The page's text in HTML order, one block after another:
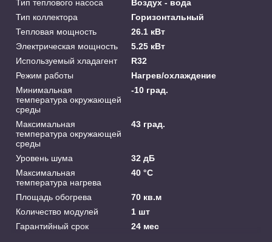
Тип теплового насоса
Воздух - вода
Тип коллектора
Горизонтальный
Тепловая мощность
26.1 кВт
Электрическая мощность
5.25 кВт
Используемый хладагент
R32
Режим работы
Нагрев/охлаждение
Минимальная
температура окружающей
среды
-10 град.
Максимальная
температура окружающей
среды
43 град.
Уровень шума
32 дБ
Максимальная
температура нагрева
40 °С
Площадь обогрева
70 кв.м
Количество модулей
1 шт
Гарантийный срок
24 мес